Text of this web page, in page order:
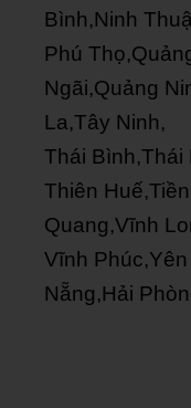
Bình,Ninh
Phú
Ngãi,Quảng
La,Tây Ninh,
Thái
Thiên
Quang,Vĩnh
Vĩnh
Nẵng,Hải